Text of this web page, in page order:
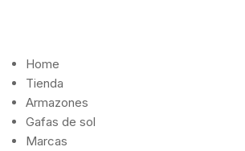
Home
Tienda
Armazones
Gafas de sol
Marcas